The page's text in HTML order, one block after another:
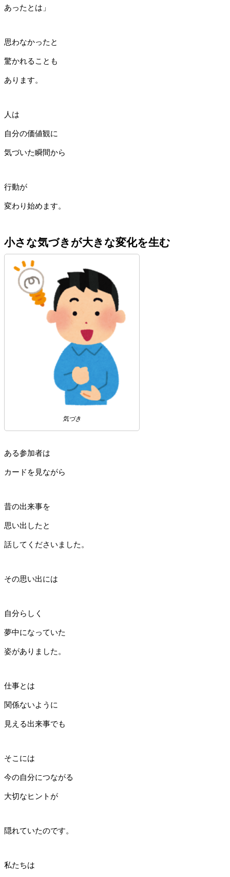
あったとは」
思わなかったと
驚かれることも
あります。
人は
自分の価値観に
気づいた瞬間から
行動が
変わり始めます。
小さな気づきが大きな変化を生む
気づき
ある参加者は
カードを見ながら
昔の出来事を
思い出したと
話してくださいました。
その思い出には
自分らしく
夢中になっていた
姿がありました。
仕事とは
関係ないように
見える出来事でも
そこには
今の自分につながる
大切なヒントが
隠れていたのです。
私たちは